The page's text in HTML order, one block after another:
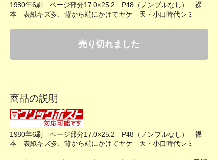
1980年6刷 ページ部分17.0×25.2 P48（ノンブルなし） 裸
本 表紙キズ多、背から端にかけてヤケ 天・小口時代シミ
売り切れました
商品の説明
1980年6刷 ページ部分17.0×25.2 P48（ノンブルなし） 裸
本 表紙キズ多、背から端にかけてヤケ 天・小口時代シミ